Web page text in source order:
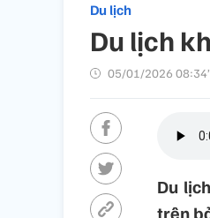
Du lịch
Du lịch
05/01/2026 08:34’
Du
trên